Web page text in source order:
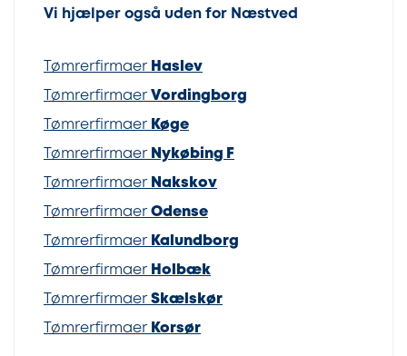
Vi hjælper også uden for Næstved
Tømrerfirmaer Haslev
Tømrerfirmaer Vordingborg
Tømrerfirmaer Køge
Tømrerfirmaer Nykøbing F
Tømrerfirmaer Nakskov
Tømrerfirmaer Odense
Tømrerfirmaer Kalundborg
Tømrerfirmaer Holbæk
Tømrerfirmaer Skælskør
Tømrerfirmaer Korsør